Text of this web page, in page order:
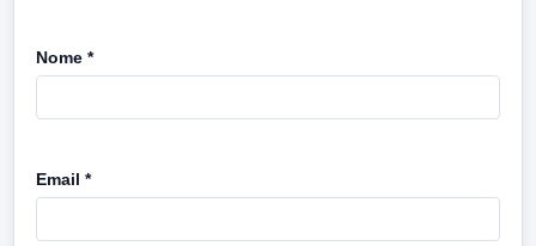
Nome *
Email *